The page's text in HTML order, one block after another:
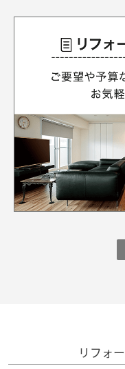
分譲住宅（建売・土
中古住宅検索
スムストック検索
分譲マンション検索
[MISAWA RELAY]
住まいの売却
これか
これから土地
土地活用の基礎から長期安
に役立つ多彩な情報を幅広
ホームラウンジ 土地活用
事業用リノベーション
ホテル・旅館リフォ
リフォーム営業所
これから
実例動画や基礎知識、収納
ームの具体策とアイデア
事業用売買
事業用地・事業用建物
分譲用地
すべてのフィールドに新し
ミサワゼネラルソリュー
ミサワリフォーム
ご相談窓口
ミサワホームオーナーさ
ミサワホームグループ
環境活動
採用情報
リフォ